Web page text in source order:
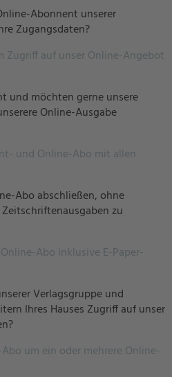
Abonnent unserer
Zugangsdaten?
Zugriff auf unser Online-Angebot
und möchten gerne unsere
Online-Ausgabe
und Online-Abo mit allen
Abo abschließen, ohne
zu
Abo inklusive E-Paper-
Verlagsgruppe und
Ihres Hauses Zugriff auf unser
um ein oder mehrere Online-